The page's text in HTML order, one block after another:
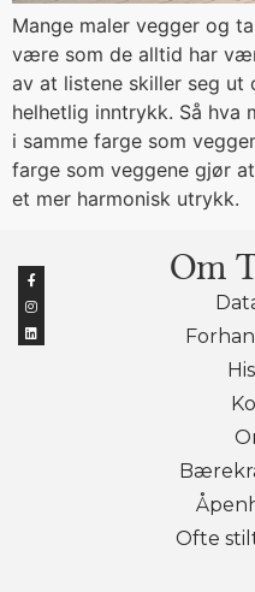
Mange maler vegger og
være som de alltid har
av at listene skiller seg ut
helhetlig inntrykk. Så hva
i samme farge som
farge som veggene gjør
et mer harmonisk utrykk.
Om
Ofte